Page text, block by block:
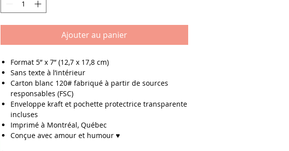
Ajouter au panier
Format 5” x 7” (12,7 x 17,8 cm)
Sans texte à l’intérieur
Carton blanc 120# fabriqué à partir de sources
responsables (FSC)
Enveloppe kraft et pochette protectrice transparente
incluses
Imprimé à Montréal, Québec
Conçue avec amour et humour ♥